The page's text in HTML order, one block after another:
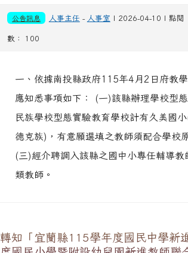
公告訊息 人事主任 - 人事室 | 2026-04-10 | 點閱
數： 100
一、依據南投縣政府115年4月2日府教
應知悉事項如下： (一)該縣辦理學校型
民族學校型態實驗教育學校計有久美國
德克族)，有意願選填之教師須配合學校
(三)經介聘調入該縣之國中小專任輔導
類教師。
轉知「宜蘭縣115學年度國民中學新